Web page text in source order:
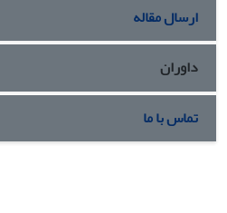
ارسال مقاله
داوران
تماس با ما